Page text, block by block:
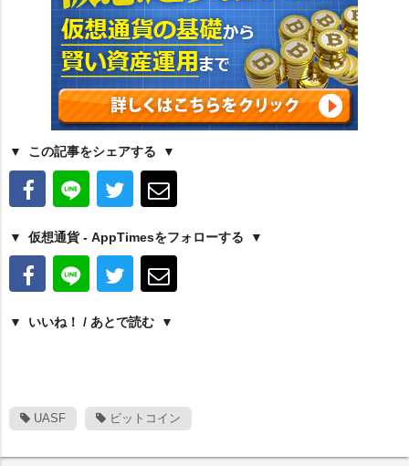
この記事をシェアする
仮想通貨 - AppTimesをフォローする
いいね！ / あとで読む
UASF ビットコイン